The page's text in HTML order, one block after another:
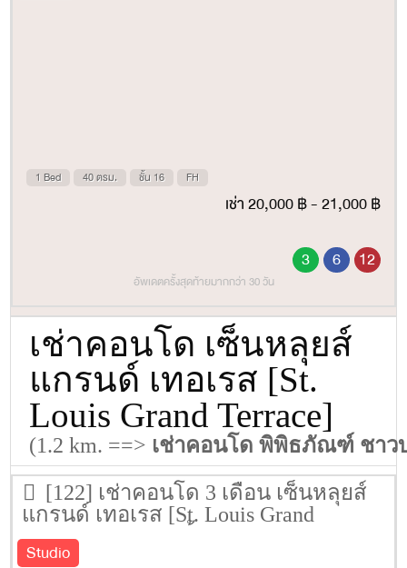
1 Bed 40 ตรม. ชั้น 16 FH
เช่า 20,000 ฿ - 21,000 ฿
3 6 12
อัพเดตครั้งสุดท้ายมากกว่า 30 วัน
เช่าคอนโด เซ็นหลุยส์
แกรนด์ เทอเรส [St.
Louis Grand Terrace]
(1.2 km. ==> เช่าคอนโด พิพิธภัณฑ์ ชาว
[122] เช่าคอนโด 3 เดือน เซ็นหลุยส์
แกรนด์ เทอเรส [St. Louis Grand
Terrace] 47 ตรม. ชั้น 10
Studio